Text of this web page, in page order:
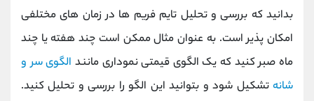
بدانید که بررسی و تحلیل تایم فریم ‌ها در زمان‌ های مختلفی
امکان پذیر است. به عنوان مثال ممکن است چند هفته یا چند
ماه صبر کنید که یک الگوی قیمتی نموداری مانند الگوی سر و
شانه تشکیل شود و بتوانید این الگو را بررسی و تحلیل کنید.